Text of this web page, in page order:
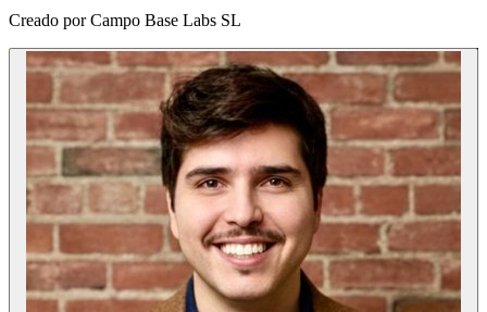
Creado por Campo Base Labs SL